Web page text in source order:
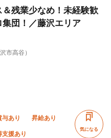
＆残業少なめ！未経験歓
団！／藤沢エリア
市高谷）
与あり 昇給あり
支援あり
気になる